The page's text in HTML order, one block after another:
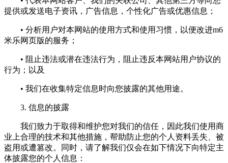
提供或发送电子资讯，广告信息，个性化广告或优惠信息；
• 分析用户对本网站的使用方式和使用习惯，以便改进m6
米乐网页版的服务；
• 阻止违法或潜在违法行为，阻止违反本网站用户协议的
行为；以及
• 我们在收集特定信息时向您披露的其他用途。
3. 信息的披露
我们致力于取得和维护您对我们的信任，因此我们使用商
业上合理的技术和其他措施，帮助防止您的个人资料丢失、被
盗用或遭篡改。同时，请了解我们仅会在如下情况下向特定主
体披露您的个人信息：